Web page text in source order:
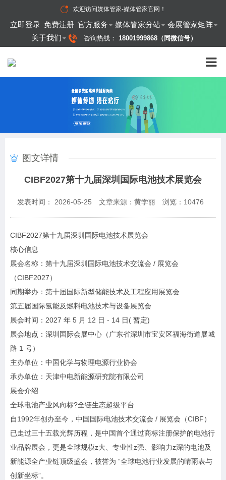
欢迎访问媒体管家-媒体管家官网 ！
立即登录 免费注册 官方服务 媒体管家分站
会展管家矩阵
关于我们
咨询热线： 18001999868（同微信号）
图文详情
CIBF2027第十九届深圳国际电池技术展览会
发表时间： 2026-05-25 文章来源：黄学丽 浏览： 10476
CIBF2027第十九届深圳国际电池技术展览会
核心信息
展会名称：第十九届深圳国际电池技术交流会 / 展览会
（CIBF2027）
同期举办：第十届国际新型储能技术及工程应用展览会
第五届国际氢能及燃料电池技术与设备展览会
展会时间：2027 年 5 月 12 日 - 14 日( 暂定)
展会地点：深圳国际会展中心（广东省深圳市宝安区福海街道展城
路 1 号）
主办单位：中国化学与物理电源行业协会
承办单位：天津中电新能源研究院有限公司
展会介绍
全球电池产业风向标?全链生态超级平台
自1992年创办至今，中国国际电池技术交流会 / 展览会（CIBF）
已走过三十五载光辉历程，是中国首个通过商标注册保护的电池行
业品牌展会，更是全球规模z大、专业性z强、影响力z深的电池及
新能源全产业链顶级盛会，被誉为 “全球电池行业发展的晴雨表与
创新坐标”。